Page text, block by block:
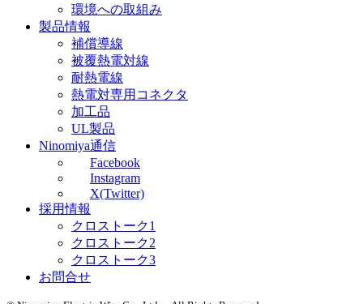
環境への取組み
製品情報
補償導線
被覆熱電対線
耐熱電線
熱電対専用コネクタ
加工品
UL製品
Ninomiya通信
Facebook
Instagram
X(Twitter)
採用情報
クロストーク1
クロストーク2
クロストーク3
お問合せ